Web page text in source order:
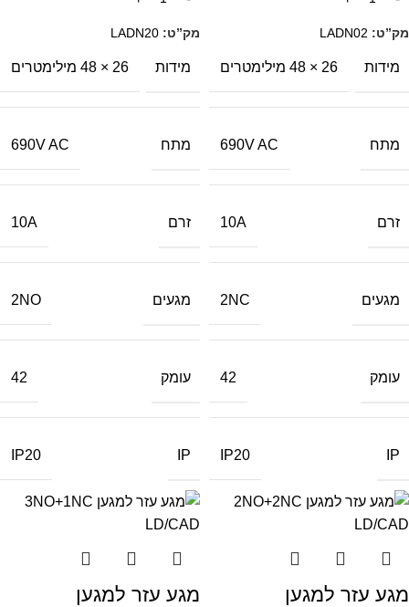
מק”ט: LADN02
מידות 26 × 48 מילימטרים
מתח 690V AC
זרם 10A
מגעים 2NC
עומק 42
IP
IP20
מק”ט: LADN20
מידות 26 × 48 מילימטרים
מתח 690V AC
זרם 10A
מגעים 2NO
עומק 42
IP
IP20
מגע עזר למגען
מגע עזר למגען